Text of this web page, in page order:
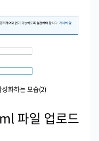
화하는 모습(2)
파일 업로드